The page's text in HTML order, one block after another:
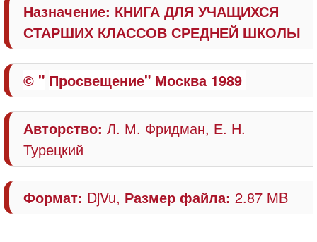
Назначение: КНИГА ДЛЯ УЧАЩИХСЯ
СТАРШИХ КЛАССОВ СРЕДНЕЙ ШКОЛЫ
© " Просвещение" Москва 1989
Авторство: Л. М. Фридман, Е. Н.
Турецкий
Формат: DjVu, Размер файла: 2.87 MB